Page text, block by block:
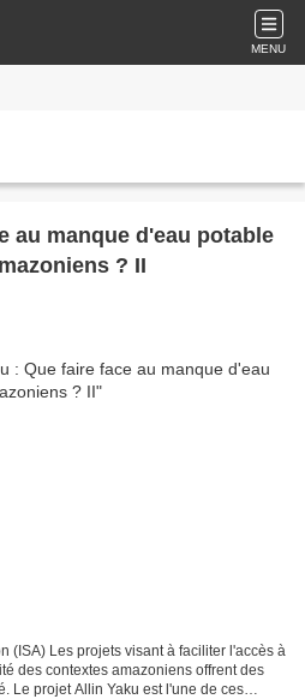
MENU
au manque d'eau potable
? II
(ISA) Les projets visant à faciliter l'accès à
des contextes amazoniens offrent des
Le projet Allin Yaku est l'une de ces